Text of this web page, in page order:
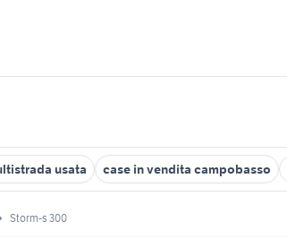
usata case in vendita campobasso
Storm-s 300